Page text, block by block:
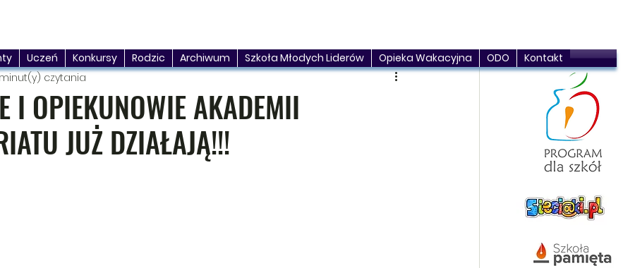
I OPIEKUNOWIE AKADEMII
JUŻ DZIAŁAJĄ!!!
czytania
Uczeń Konkursy Rodzic Archiwum Szkoła Młodych Liderów Opieka Wakacyjna ODO Kontakt